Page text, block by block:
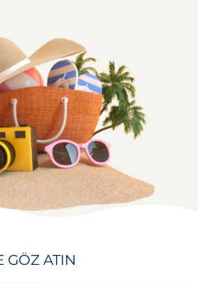
GÖZ ATIN